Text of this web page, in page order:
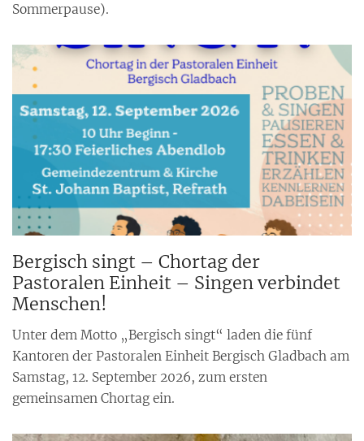
Sommerpause).
Bergisch singt – Chortag der
Pastoralen Einheit – Singen verbindet
Menschen!
Unter dem Motto „Bergisch singt“ laden die fünf
Kantoren der Pastoralen Einheit Bergisch Gladbach am
Samstag, 12. September 2026, zum ersten
gemeinsamen Chortag ein.